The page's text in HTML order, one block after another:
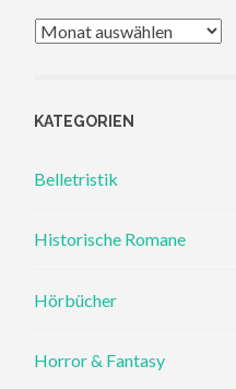
Archiv
KATEGORIEN
Belletristik
Historische Romane
Hörbücher
Horror & Fantasy